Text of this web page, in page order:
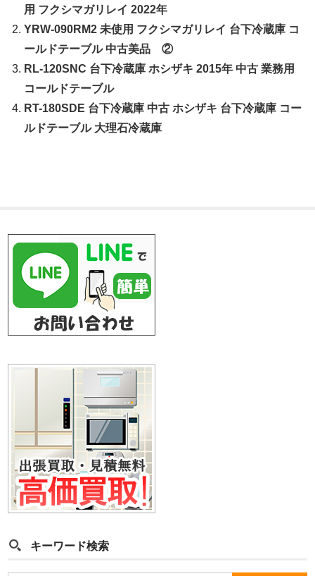
用 フクシマガリレイ 2022年
YRW-090RM2 未使用 フクシマガリレイ 台下冷蔵庫 コ
ールドテーブル 中古美品 ②
RL-120SNC 台下冷蔵庫 ホシザキ 2015年 中古 業務用
コールドテーブル
RT-180SDE 台下冷蔵庫 中古 ホシザキ 台下冷蔵庫 コー
ルドテーブル 大理石冷蔵庫
キーワード検索